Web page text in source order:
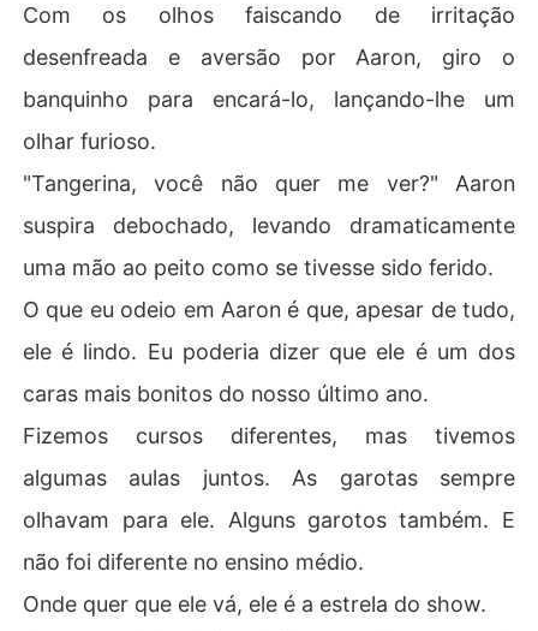
Com os olhos faiscando de irritação
desenfreada e aversão por Aaron, giro o
banquinho para encará-lo, lançando-lhe um
olhar furioso.
"Tangerina, você não quer me ver?" Aaron
suspira debochado, levando dramaticamente
uma mão ao peito como se tivesse sido ferido.
O que eu odeio em Aaron é que, apesar de tudo,
ele é lindo. Eu poderia dizer que ele é um dos
caras mais bonitos do nosso último ano.
Fizemos cursos diferentes, mas tivemos
algumas aulas juntos. As garotas sempre
olhavam para ele. Alguns garotos também. E
não foi diferente no ensino médio.
Onde quer que ele vá, ele é a estrela do show.